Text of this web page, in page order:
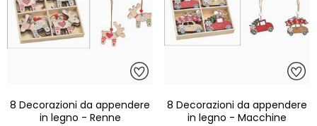
8 Decorazioni da appendere
in legno - Renne
8 Decorazioni da appendere
in legno - Macchine